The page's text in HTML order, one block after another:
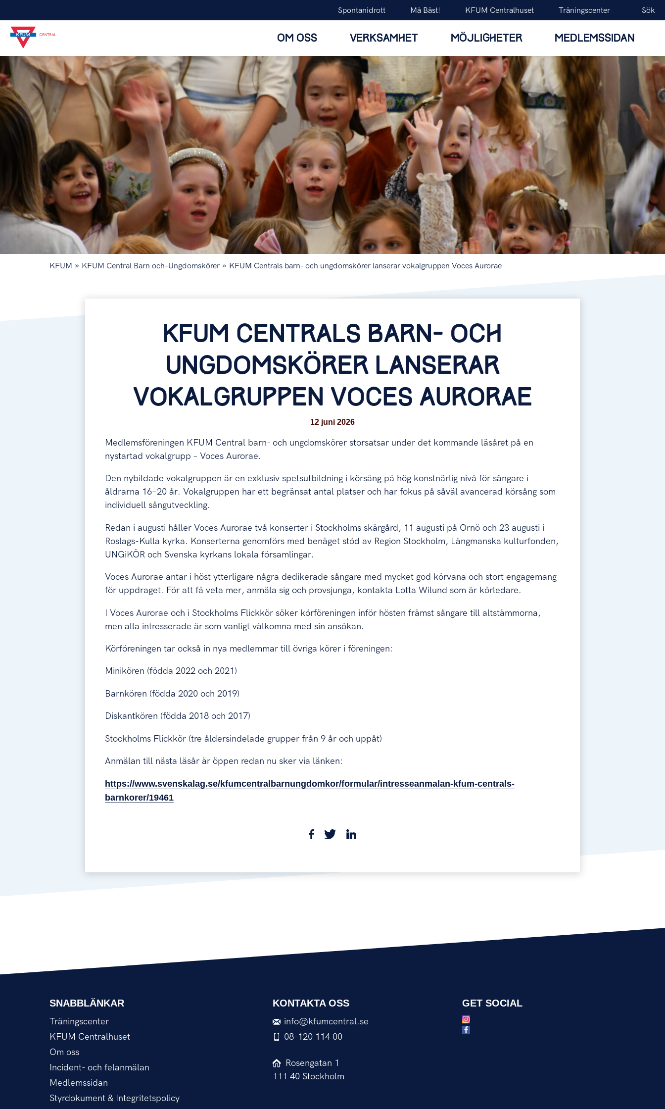
Spontanidrott Må Bäst! KFUM Centralhuset Träningscenter Sök
OM OSS VERKSAMHET MÖJLIGHETER MEDLEMSSIDAN
KFUM » KFUM Central Barn och-Ungdomskörer » KFUM Centrals barn- och ungdomskörer lanserar vokalgruppen Voces Aurorae
KFUM CENTRALS BARN- OCH
UNGDOMSKÖRER LANSERAR
VOKALGRUPPEN VOCES AURORAE
12 juni 2026
Medlemsföreningen KFUM Central barn- och ungdomskörer storsatsar under det kommande läsåret på en
nystartad vokalgrupp – Voces Aurorae.
Den nybildade vokalgruppen är en exklusiv spetsutbildning i körsång på hög konstnärlig nivå för sångare i
åldrarna 16–20 år. Vokalgruppen har ett begränsat antal platser och har fokus på såväl avancerad körsång som
individuell sångutveckling.
Redan i augusti håller Voces Aurorae två konserter i Stockholms skärgård, 11 augusti på Ornö och 23 augusti i
Roslags-Kulla kyrka. Konserterna genomförs med benäget stöd av Region Stockholm, Längmanska kulturfonden,
UNGiKÖR och Svenska kyrkans lokala församlingar.
Voces Aurorae antar i höst ytterligare några dedikerade sångare med mycket god körvana och stort engagemang
för uppdraget. För att få veta mer, anmäla sig och provsjunga, kontakta Lotta Wilund som är körledare.
I Voces Aurorae och i Stockholms Flickkör söker körföreningen inför hösten främst sångare till altstämmorna,
men alla intresserade är som vanligt välkomna med sin ansökan.
Körföreningen tar också in nya medlemmar till övriga körer i föreningen:
Minikören (födda 2022 och 2021)
Barnkören (födda 2020 och 2019)
Diskantkören (födda 2018 och 2017)
Stockholms Flickkör (tre åldersindelade grupper från 9 år och uppåt)
Anmälan till nästa läsår är öppen redan nu sker via länken:
https://www.svenskalag.se/kfumcentralbarnungdomkor/formular/intresseanmalan-kfum-centrals-
barnkorer/19461
SNABBLÄNKAR
Träningscenter
KFUM Centralhuset
Om oss
Incident- och felanmälan
Medlemssidan
Styrdokument & Integritetspolicy
KONTAKTA OSS
info@kfumcentral.se
08-120 114 00
Rosengatan 1
111 40 Stockholm
GET SOCIAL